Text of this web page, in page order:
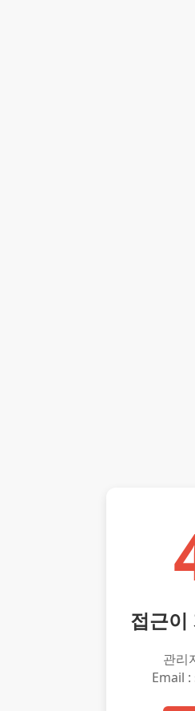
접근이
관리
Email